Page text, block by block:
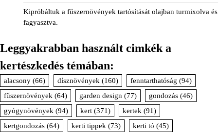
Kipróbáltuk a fűszernövények tartósítását olajban turmixolva és
fagyasztva.
Leggyakrabban használt cimkék a
kertészkedés témában:
alacsony (66) dísznövények (160) fenntarthatóság (94)
fűszernövények (64) garden design (77) gondozás (46)
gyógynövények (94) kert (371) kertek (91)
kertgondozás (64) kerti tippek (73) kerti tó (45)